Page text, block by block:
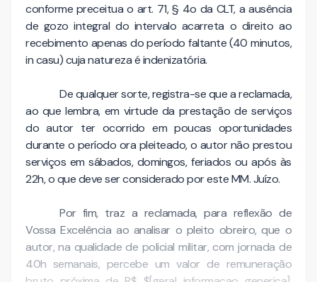
conforme preceitua o art. 71, § 4o da CLT, a ausência
de gozo integral do intervalo acarreta o direito ao
recebimento apenas do período faltante (40 minutos,
in casu) cuja natureza é indenizatória.
De qualquer sorte, registra-se que a reclamada,
ao que lembra, em virtude da prestação de serviços
do autor ter ocorrido em poucas oportunidades
durante o período ora pleiteado, o autor não prestou
serviços em sábados, domingos, feriados ou após às
22h, o que deve ser considerado por este MM. Juízo.
Por fim, traz a reclamada, para reflexão de
Vossa Excelência ao analisar o pleito obreiro, que o
autor, na qualidade de policial militar, com jornada de
40h semanais, percebe um valor de remuneração